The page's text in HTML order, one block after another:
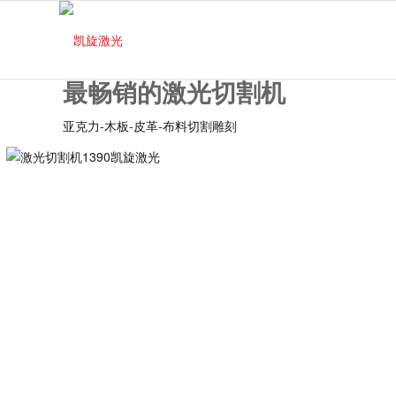
最畅销的激光切割机
亚克力-木板-皮革-布料切割雕刻